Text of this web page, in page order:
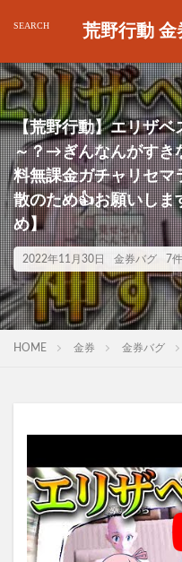
荒野行動 金
【荒野行動】エリザベ
～？→ぎんなんがすき
料無課金ガチャリセマ
散のため👍お願いしま
め】
2022年11月30日 金券バグ 7
HOME 金券 金券バグ